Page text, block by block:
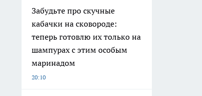
Забудьте про скучные
кабачки на сковороде:
теперь готовлю их только на
шампурах с этим особым
маринадом
20:10